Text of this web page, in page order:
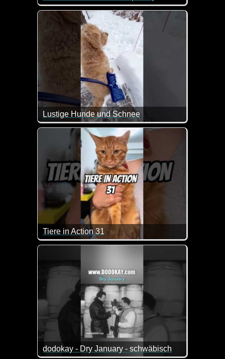
Eine tolle Zusammenstellung von lustigen
Lustige Hunde und Schnee
Das sind mal wieder ein paar witzige Szenen mit
Tiere in Action 31
Wenn Tiere sprechen könnten, dann wären das
dodokay - Dry January - schwäbisch